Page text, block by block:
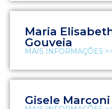
Maria
Gouveia
MAIS INFORMAÇÕES
Gisele Marconi